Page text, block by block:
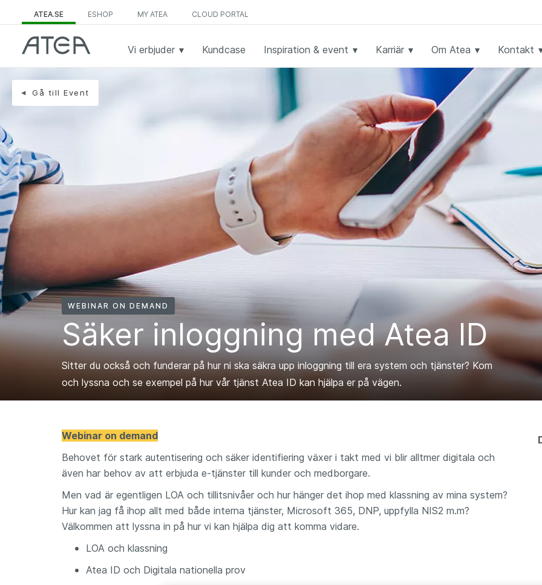
ATEA.SE ESHOP MY ATEA CLOUD PORTAL
Vi erbjuder Kundcase Inspiration & event Karriär Om Atea Kontakt
Gå till Event
WEBINAR ON DEMAND
Säker inloggning med Atea ID
Sitter du också och funderar på hur ni ska säkra upp inloggning till era system och tjänster? Kom
och lyssna och se exempel på hur vår tjänst Atea ID kan hjälpa er på vägen.
Webinar on demand
Behovet för stark autentisering och säker identifiering växer i takt med vi blir alltmer digitala och
även har behov av att erbjuda e-tjänster till kunder och medborgare.
Men vad är egentligen LOA och tillitsnivåer och hur hänger det ihop med klassning av mina system?
Hur kan jag få ihop allt med både interna tjänster, Microsoft 365, DNP, uppfylla NIS2 m.m?
Välkommen att lyssna in på hur vi kan hjälpa dig att komma vidare.
LOA och klassning
Atea ID och Digitala nationella prov